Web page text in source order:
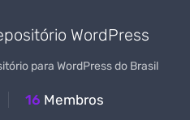
WordPress
para WordPress do Brasil
16 Membros